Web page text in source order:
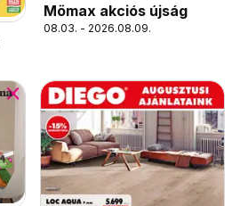
Mömax akciós újság
08.03. - 2026.08.09.